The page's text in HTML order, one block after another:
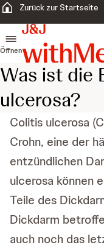
Zurück zur Startseite
Öffnen
Was ist die
ulcerosa?
Colitis ulcerosa
Crohn, eine der
entzündlichen
ulcerosa können
Teile des
Dickdarm
auch noch das